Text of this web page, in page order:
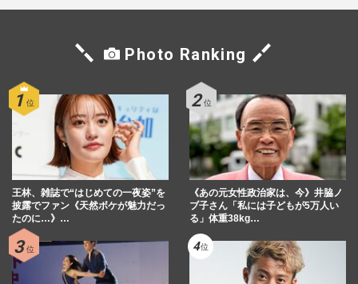
Photo Ranking
王林、雑誌で“はじめての一夜姿”を
披露でファン《天然ボケが魅力だっ
たのに…》…
《あの元女性政治家は、今》井脇ノ
ブ子さん「私には子どもが5万人い
る」体重38kg…